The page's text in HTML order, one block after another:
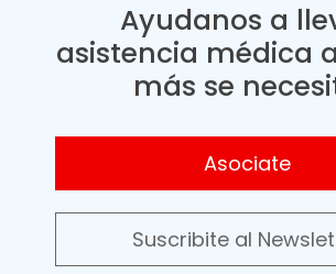
Ayudanos a
asistencia médica
más se
Asociate
Suscribite al